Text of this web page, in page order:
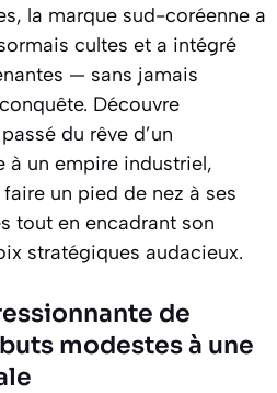
la marque sud-coréenne a
cultes et a intégré
— sans jamais
Découvre
du rêve d’un
à un empire industriel,
un pied de nez à ses
tout en encadrant son
stratégiques audacieux.
de
modestes à une